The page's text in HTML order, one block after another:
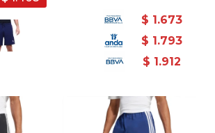
$ 1.673
$ 1.793
$ 1.912